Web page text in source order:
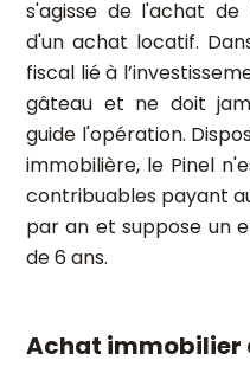
s'agisse de l'achat
d'un achat locatif.
fiscal lié à
gâteau et ne doit
guide l'opération.
immobilière, le Pinel
contribuables payant
par an et suppose un
de 6 ans.
Achat immobilier